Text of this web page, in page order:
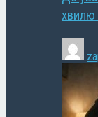
хвилю